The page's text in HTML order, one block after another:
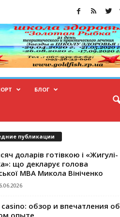
БЛОГ
публикации
доларів готівкою і «Жигулі-
що декларує голова
МВА Микола Вініченко
casino: обзор и впечатления об
опыте